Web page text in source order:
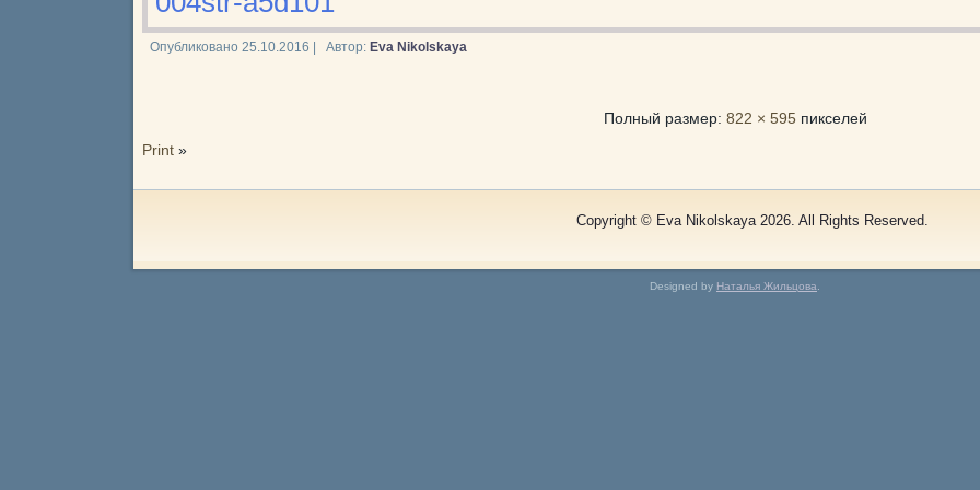
Опубликовано 25.10.2016 Автор: Eva Nikolskaya
Полный размер: 822 × 595пикселей
Print »
Copyright © Eva Nikolskaya 2026. All Rights Reserved.
Designed by Наталья Жильцова